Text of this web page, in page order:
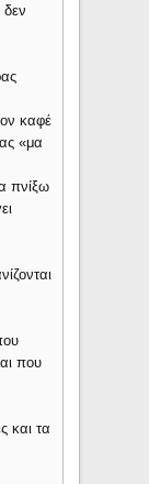
καφέ
«μα
πνίξω
που
και τα